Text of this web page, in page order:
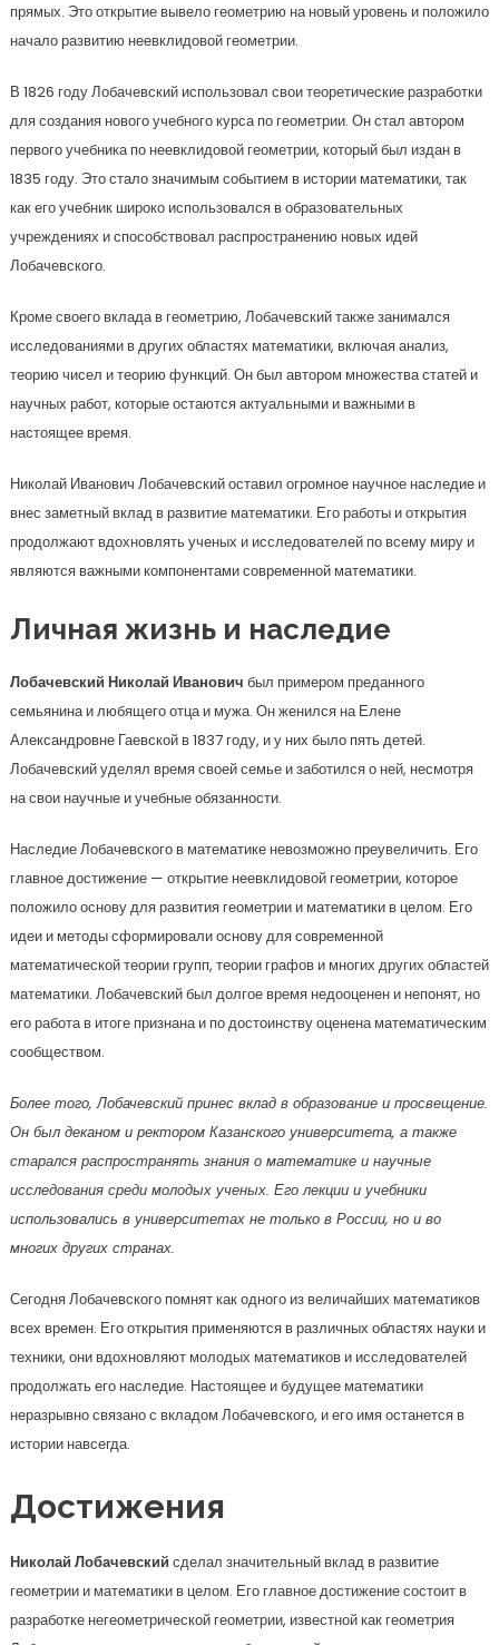
прямых. Это открытие вывело геометрию на новый уровень и положило
начало развитию неевклидовой геометрии.
В 1826 году Лобачевский использовал свои теоретические разработки
для создания нового учебного курса по геометрии. Он стал автором
первого учебника по неевклидовой геометрии, который был издан в
1835 году. Это стало значимым событием в истории математики, так
как его учебник широко использовался в образовательных
учреждениях и способствовал распространению новых идей
Лобачевского.
Кроме своего вклада в геометрию, Лобачевский также занимался
исследованиями в других областях математики, включая анализ,
теорию чисел и теорию функций. Он был автором множества статей и
научных работ, которые остаются актуальными и важными в
настоящее время.
Николай Иванович Лобачевский оставил огромное научное наследие и
внес заметный вклад в развитие математики. Его работы и открытия
продолжают вдохновлять ученых и исследователей по всему миру и
являются важными компонентами современной математики.
Личная жизнь и наследие
Лобачевский Николай Иванович был примером преданного
семьянина и любящего отца и мужа. Он женился на Елене
Александровне Гаевской в 1837 году, и у них было пять детей.
Лобачевский уделял время своей семье и заботился о ней, несмотря
на свои научные и учебные обязанности.
Наследие Лобачевского в математике невозможно преувеличить. Его
главное достижение — открытие неевклидовой геометрии, которое
положило основу для развития геометрии и математики в целом. Его
идеи и методы сформировали основу для современной
математической теории групп, теории графов и многих других областей
математики. Лобачевский был долгое время недооценен и непонят, но
его работа в итоге признана и по достоинству оценена математическим
сообществом.
Более того, Лобачевский принес вклад в образование и просвещение.
Он был деканом и ректором Казанского университета, а также
старался распространять знания о математике и научные
исследования среди молодых ученых. Его лекции и учебники
использовались в университетах не только в России, но и во
многих других странах.
Сегодня Лобачевского помнят как одного из величайших математиков
всех времен. Его открытия применяются в различных областях науки и
техники, они вдохновляют молодых математиков и исследователей
продолжать его наследие. Настоящее и будущее математики
неразрывно связано с вкладом Лобачевского, и его имя останется в
истории навсегда.
Достижения
Николай Лобачевский сделал значительный вклад в развитие
геометрии и математики в целом. Его главное достижение состоит в
разработке негеометрической геометрии, известной как геометрия